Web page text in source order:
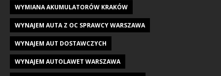
WYMIANA AKUMULATORÓW KRAKÓW
WYNAJEM AUTA Z OC SPRAWCY WARSZAWA
WYNAJEM AUT DOSTAWCZYCH
WYNAJEM AUTOLAWET WARSZAWA